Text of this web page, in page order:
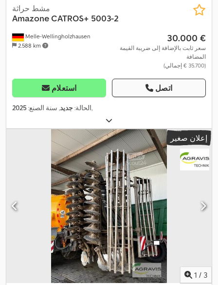
Melle-Wellingholzhausen
2.588 km
مشط حراثة
AmazoneCATROS+ 5003-2
‏30.000 €
سعر ثابت بالإضافة إلى ضريبة القيمة
المضافة
(‏35.700 € إجمالي)
استعلام اتصل
الحالة:جديد, سنة الصنع: 2025 ,
إعلان صغير
1 / 3